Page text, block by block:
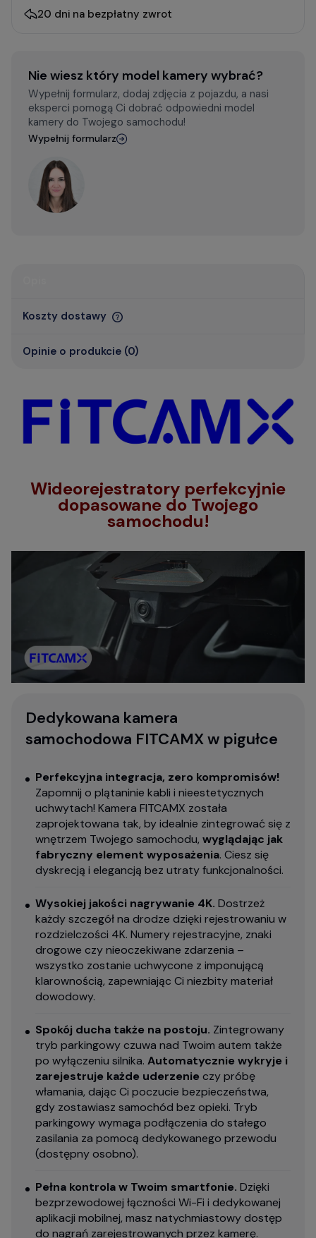
20 dni na bezpłatny zwrot
Nie wiesz który model kamery wybrać?
Wypełnij formularz, dodaj zdjęcia z pojazdu, a nasi
eksperci pomogą Ci dobrać odpowiedni model
kamery do Twojego samochodu!
Wypełnij formularz
Koszty dostawy
Opinie o produkcie (0)
Wideorejestratory perfekcyjnie
dopasowane do Twojego
samochodu!
Dedykowana kamera
samochodowa FITCAMX w pigułce
Perfekcyjna integracja, zero kompromisów!
Zapomnij o plątaninie kabli i nieestetycznych
uchwytach! Kamera FITCAMX została
zaprojektowana tak, by idealnie zintegrować się z
wnętrzem Twojego samochodu, wyglądając jak
fabryczny element wyposażenia. Ciesz się
dyskrecją i elegancją bez utraty funkcjonalności.
Wysokiej jakości nagrywanie 4K. Dostrzeż
każdy szczegół na drodze dzięki rejestrowaniu w
rozdzielczości 4K. Numery rejestracyjne, znaki
drogowe czy nieoczekiwane zdarzenia –
wszystko zostanie uchwycone z imponującą
klarownością, zapewniając Ci niezbity materiał
dowodowy.
Spokój ducha także na postoju. Zintegrowany
tryb parkingowy czuwa nad Twoim autem także
po wyłączeniu silnika. Automatycznie wykryje i
zarejestruje każde uderzenie czy próbę
włamania, dając Ci poczucie bezpieczeństwa,
gdy zostawiasz samochód bez opieki. Tryb
parkingowy wymaga podłączenia do stałego
zasilania za pomocą dedykowanego przewodu
(dostępny osobno).
Pełna kontrola w Twoim smartfonie. Dzięki
bezprzewodowej łączności Wi-Fi i dedykowanej
aplikacji mobilnej, masz natychmiastowy dostęp
do nagrań zarejestrowanych przez kamerę.